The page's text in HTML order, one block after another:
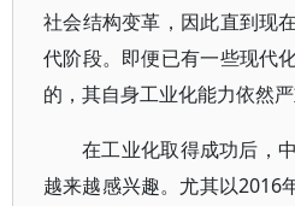
社会结构变革，因此直到现
代阶段。即便已有一些现代
的，其自身工业化能力依然严
在工业化取得成功后，
越来越感兴趣。尤其以2016